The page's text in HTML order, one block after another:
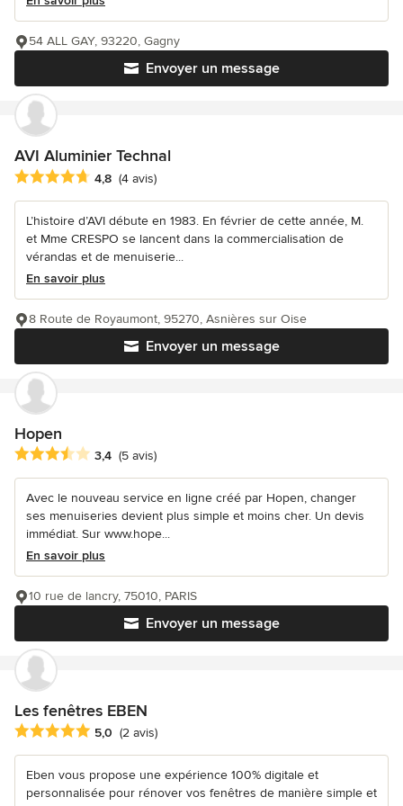
Envoyer un message
54 ALL GAY, 93220, Gagny
AVI Aluminier Technal
Note moyenne : 4.8 étoiles sur 5
4,8 (4 avis)
L’histoire d’AVI débute en 1983. En février de cette année, M.
et Mme CRESPO se lancent dans la commercialisation de
vérandas et de menuiserie...
En savoir plus
Envoyer un message
8 Route de Royaumont, 95270, Asnières sur Oise
Hopen
Note moyenne : 3.4 étoiles sur 5
3,4 (5 avis)
Avec le nouveau service en ligne créé par Hopen, changer
ses menuiseries devient plus simple et moins cher. Un devis
immédiat. Sur www.hope...
En savoir plus
Envoyer un message
10 rue de lancry, 75010, PARIS
Les fenêtres EBEN
Note moyenne : 5 étoiles sur 5
5,0 (2 avis)
Eben vous propose une expérience 100% digitale et
personnalisée pour rénover vos fenêtres de manière simple et